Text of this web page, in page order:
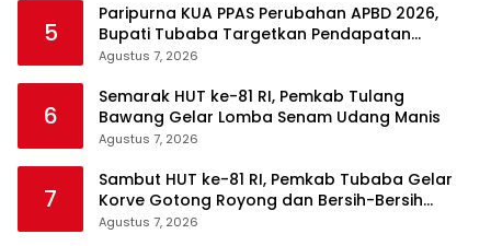
5
Paripurna KUA PPAS Perubahan APBD 2026,
Bupati Tubaba Targetkan Pendapatan
Daerah Rp820,3 Miliar
Agustus 7, 2026
6
Semarak HUT ke-81 RI, Pemkab Tulang
Bawang Gelar Lomba Senam Udang Manis
Agustus 7, 2026
7
Sambut HUT ke-81 RI, Pemkab Tubaba Gelar
Korve Gotong Royong dan Bersih-Bersih
Serentak
Agustus 7, 2026